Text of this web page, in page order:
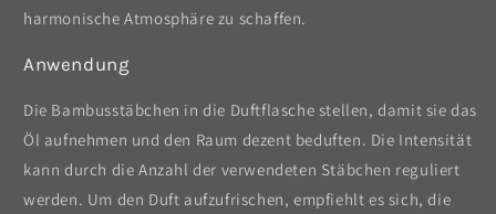
harmonische Atmosphäre zu schaffen.
Anwendung
Die Bambusstäbchen in die Duftflasche stellen, damit sie das
Öl aufnehmen und den Raum dezent beduften. Die Intensität
kann durch die Anzahl der verwendeten Stäbchen reguliert
werden. Um den Duft aufzufrischen, empfiehlt es sich, die